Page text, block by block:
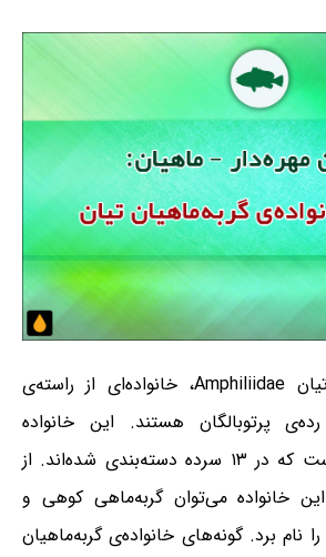
خانواده‌ی گربه‌ماهیان تیان Amphiliidae، خانواده‌ای از راسته‌ی
پرتوبالگان هستند. این خانواده
دربرگیرنده‌ی ۱۰۲ گونه است که در ۱۳ سرده دسته‌بندی شده‌اند. از
خانواده می‌توان گربه‌ماهی کوهی و
نام برد. گونه‌های خانواده‌ی گربه‌ماهیان